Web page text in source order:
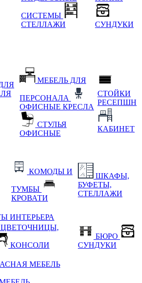
СИСТЕМЫ
СТЕЛЛАЖИ
СУНДУКИ
МЕБЕЛЬ ДЛЯ
ПЕРСОНАЛА
ОФИСНЫЕ КРЕСЛА
СТУЛЬЯ
ОФИСНЫЕ
СТОЙКИ
РЕСЕПШН
КАБИНЕТ
КОМОДЫ И
ТУМБЫ
КРОВАТИ
ШКАФЫ,
БУФЕТЫ,
СТЕЛЛАЖИ
ИНТЕРЬЕРА
КОНСОЛИ
БЮРО
СУНДУКИ
МЕБЕЛЬ